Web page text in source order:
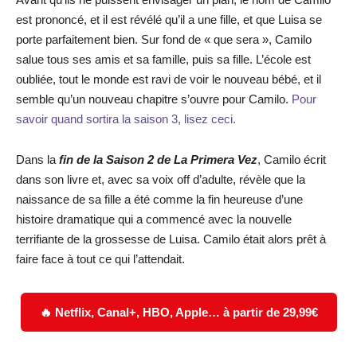
est prononcé, et il est révélé qu’il a une fille, et que Luisa se
porte parfaitement bien. Sur fond de « que sera », Camilo
salue tous ses amis et sa famille, puis sa fille. L’école est
oubliée, tout le monde est ravi de voir le nouveau bébé, et il
semble qu’un nouveau chapitre s’ouvre pour Camilo. Pour
savoir quand sortira la saison 3, lisez ceci.
Dans la fin de la Saison 2 de La Primera Vez, Camilo écrit
dans son livre et, avec sa voix off d’adulte, révèle que la
naissance de sa fille a été comme la fin heureuse d’une
histoire dramatique qui a commencé avec la nouvelle
terrifiante de la grossesse de Luisa. Camilo était alors prêt à
faire face à tout ce qui l’attendait.
🔥 Netflix, Canal+, HBO, Apple… à partir de 29,99€